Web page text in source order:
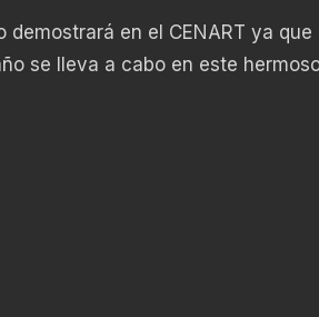
en el CENART ya que
se lleva a cabo en este